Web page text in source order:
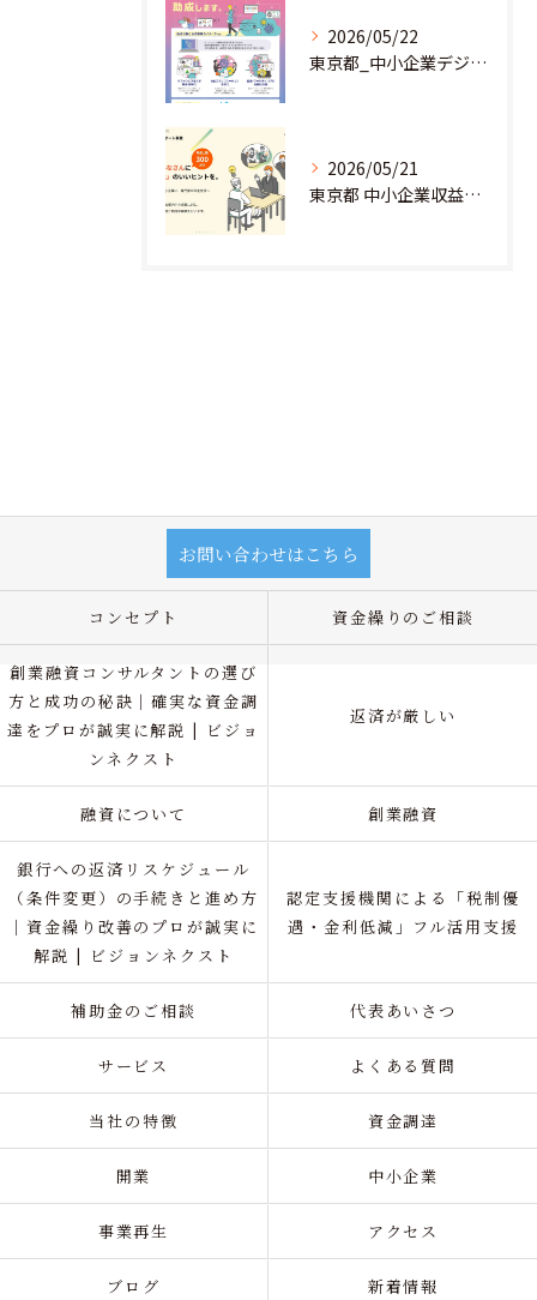
2026/05/22
東京都_中小企業デジタル導入促進補助事業のお知らせ
2026/05/21
東京都 中小企業収益力強化サポート事業
お問い合わせはこちら
コンセプト 資金繰りのご相談
創業融資コンサルタントの選び
方と成功の秘訣｜確実な資金調
達をプロが誠実に解説 | ビジョ
ンネクスト
返済が厳しい
融資について 創業融資
銀行への返済リスケジュール
（条件変更）の手続きと進め方
｜資金繰り改善のプロが誠実に
解説 | ビジョンネクスト
認定支援機関による「税制優
遇・金利低減」フル活用支援
補助金のご相談 代表あいさつ
サービス よくある質問
当社の特徴 資金調達
開業 中小企業
事業再生 アクセス
ブログ 新着情報